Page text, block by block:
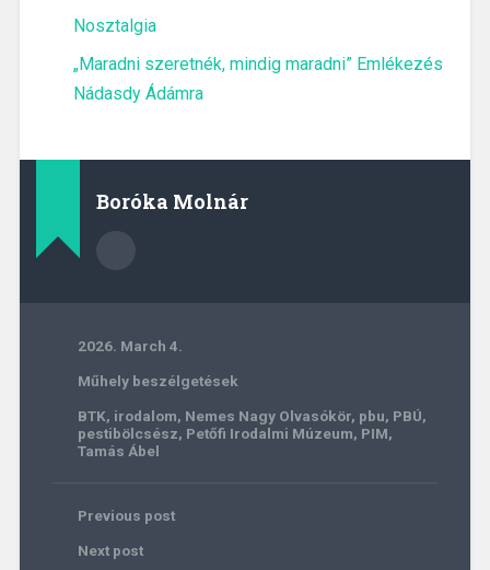
Nosztalgia
„Maradni szeretnék, mindig maradni” Emlékezés
Nádasdy Ádámra
Boróka Molnár
2026. March 4.
Műhely beszélgetések
BTK, irodalom, Nemes Nagy Olvasókör, pbu, PBÚ,
pestibölcsész, Petőfi Irodalmi Múzeum, PIM,
Tamás Ábel
Previous post
Next post